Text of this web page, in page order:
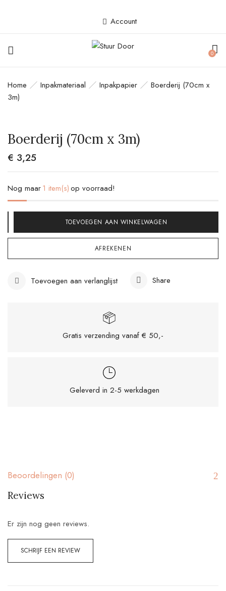
Account
0
Home Inpakmateriaal Inpakpapier
Boerderij (70cm x
3m)
Boerderij (70cm x 3m)
€ 3,25
Nog maar1 item(s)op voorraad!
TOEVOEGEN AAN WINKELWAGEN
AFREKENEN
Toevoegen aan verlanglijst Share
Gratis verzending vanaf € 50,-
Geleverd in 2-5 werkdagen
Beoordelingen (0)
Reviews
Er zijn nog geen reviews.
SCHRIJF EEN REVIEW
BE THE FIRST TO REVIEW
Mijn naam, e-mail en site opslaan in deze
browser voor de volgende keer wanneer ik